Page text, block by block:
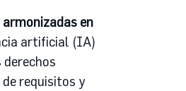
en
artificial (IA)
requisitos y